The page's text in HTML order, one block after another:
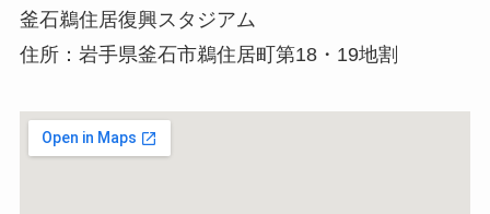
釜石鵜住居復興スタジアム
住所：岩手県釜石市鵜住居町第18・19地割